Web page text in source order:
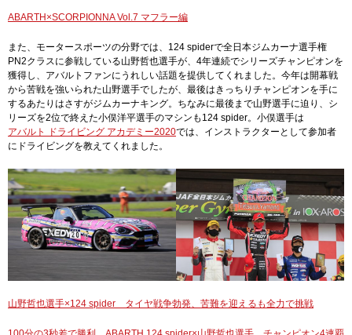
ABARTH×SCORPIONNA Vol.7 マフラー編
また、モータースポーツの分野では、124 spiderで全日本ジムカーナ選手権
PN2クラスに参戦している山野哲也選手が、4年連続でシリーズチャンピオンを
獲得し、アバルトファンにうれしい話題を提供してくれました。今年は開幕戦
から苦戦を強いられた山野選手でしたが、最後はきっちりチャンピオンを手に
するあたりはさすがジムカーナキング。ちなみに最後まで山野選手に迫り、シ
リーズを2位で終えた小俣洋平選手のマシンも124 spider。小俣選手は
アバルト ドライビング アカデミー2020では、インストラクターとして参加者
にドライビングを教えてくれました。
山野哲也選手×124 spider タイヤ戦争勃発、苦難を迎えるも全力で挑戦